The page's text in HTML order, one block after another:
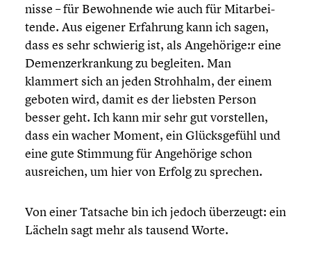
nisse – für Bewoh­nende wie auch für Mitar­bei­
tende. Aus eigener Erfahrung kann ich sagen,
dass es sehr schwierig ist, als Angehörige:r eine
Demenz­er­kran­kung zu begleiten. Man
klammert sich an jeden Strohhalm, der einem
geboten wird, damit es der liebsten Person
besser geht. Ich kann mir sehr gut vorstel­len,
dass ein wacher Moment, ein Glücks­ge­fühl und
eine gute Stimmung für Angehö­rige schon
ausrei­chen, um hier von Erfolg zu sprechen.
Von einer Tatsache bin ich jedoch überzeugt: ein
Lächeln sagt mehr als tausend Worte.